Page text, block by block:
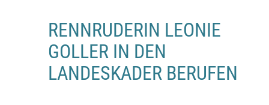
RENNRUDERIN LEONIE
GOLLER IN DEN
LANDESKADER BERUFEN